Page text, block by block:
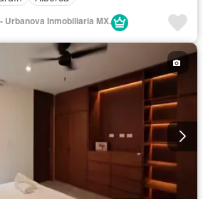
Urbanova Inmobiliaria MX.